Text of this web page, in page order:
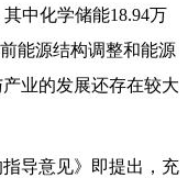
中化学储能18.94万
能源结构调整和能源
业的发展还存在较大
指导意见》即提出，充